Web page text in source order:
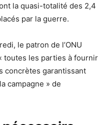
la quasi-totalité des 2,4
par la guerre.
le patron de l’ONU
toutes les parties à fournir
concrètes garantissant
campagne » de